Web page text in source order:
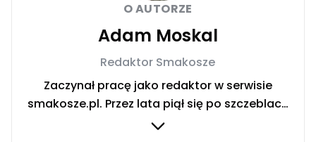
O AUTORZE
Adam Moskal
Redaktor Smakosze
Zaczynał pracę jako redaktor w serwisie
smakosze.pl. Przez lata piął się po szczeblach
przez stanowiska wydawnicze, w serwisach